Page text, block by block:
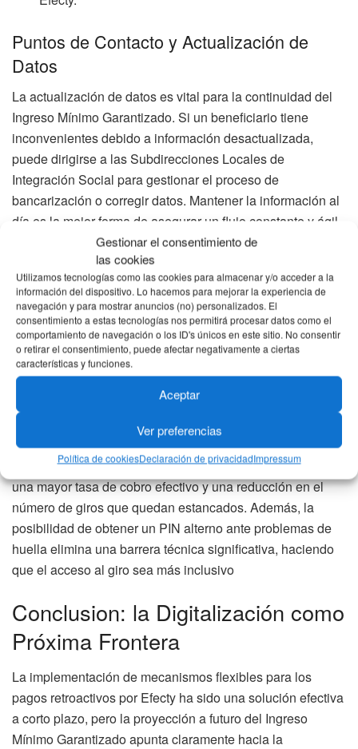
Gestionar el consentimiento de
las cookies
Utilizamos tecnologías como las cookies para almacenar y/o acceder a la
información del dispositivo. Lo hacemos para mejorar la experiencia de
navegación y para mostrar anuncios (no) personalizados. El
consentimiento a estas tecnologías nos permitirá procesar datos como el
comportamiento de navegación o los ID's únicos en este sitio. No consentir
o retirar el consentimiento, puede afectar negativamente a ciertas
características y funciones.
Aceptar
Ver preferencias
Política de cookiesDeclaración de privacidadImpressum
Puntos de Contacto y Actualización de
Datos
La actualización de datos es vital para la continuidad del
Ingreso Mínimo Garantizado. Si un beneficiario tiene
inconvenientes debido a información desactualizada,
puede dirigirse a las Subdirecciones Locales de
Integración Social para gestionar el proceso de
bancarización o corregir datos. Mantener la información al
día es la mejor forma de asegurar un flujo constante y ágil
de las transferencias monetarias.
La Seguridad Financiera de las
Personas Mayores
La estrategia de reintento de pagos retroactivos para los
giros por Efecty subraya el compromiso distrital con la
seguridad financiera de los adultos mayores, un grupo que
a menudo enfrenta mayores dificultades de movilidad y
El impacto de estos ajustes operacionales se traduce en
una mayor tasa de cobro efectivo y una reducción en el
número de giros que quedan estancados. Además, la
posibilidad de obtener un PIN alterno ante problemas de
huella elimina una barrera técnica significativa, haciendo
que el acceso al giro sea más inclusivo
Conclusion: la Digitalización como
Próxima Frontera
La implementación de mecanismos flexibles para los
pagos retroactivos por Efecty ha sido una solución efectiva
a corto plazo, pero la proyección a futuro del Ingreso
Mínimo Garantizado apunta claramente hacia la